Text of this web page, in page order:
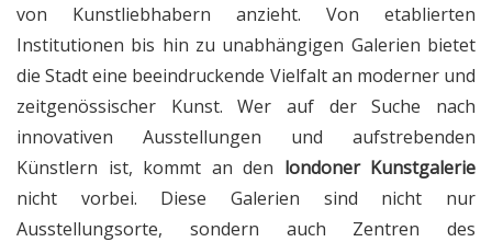
von Kunstliebhabern anzieht. Von etablierten
Institutionen bis hin zu unabhängigen Galerien bietet
die Stadt eine beeindruckende Vielfalt an moderner und
zeitgenössischer Kunst. Wer auf der Suche nach
innovativen Ausstellungen und aufstrebenden
Künstlern ist, kommt an den londoner Kunstgalerie
nicht vorbei. Diese Galerien sind nicht nur
Ausstellungsorte, sondern auch Zentren des